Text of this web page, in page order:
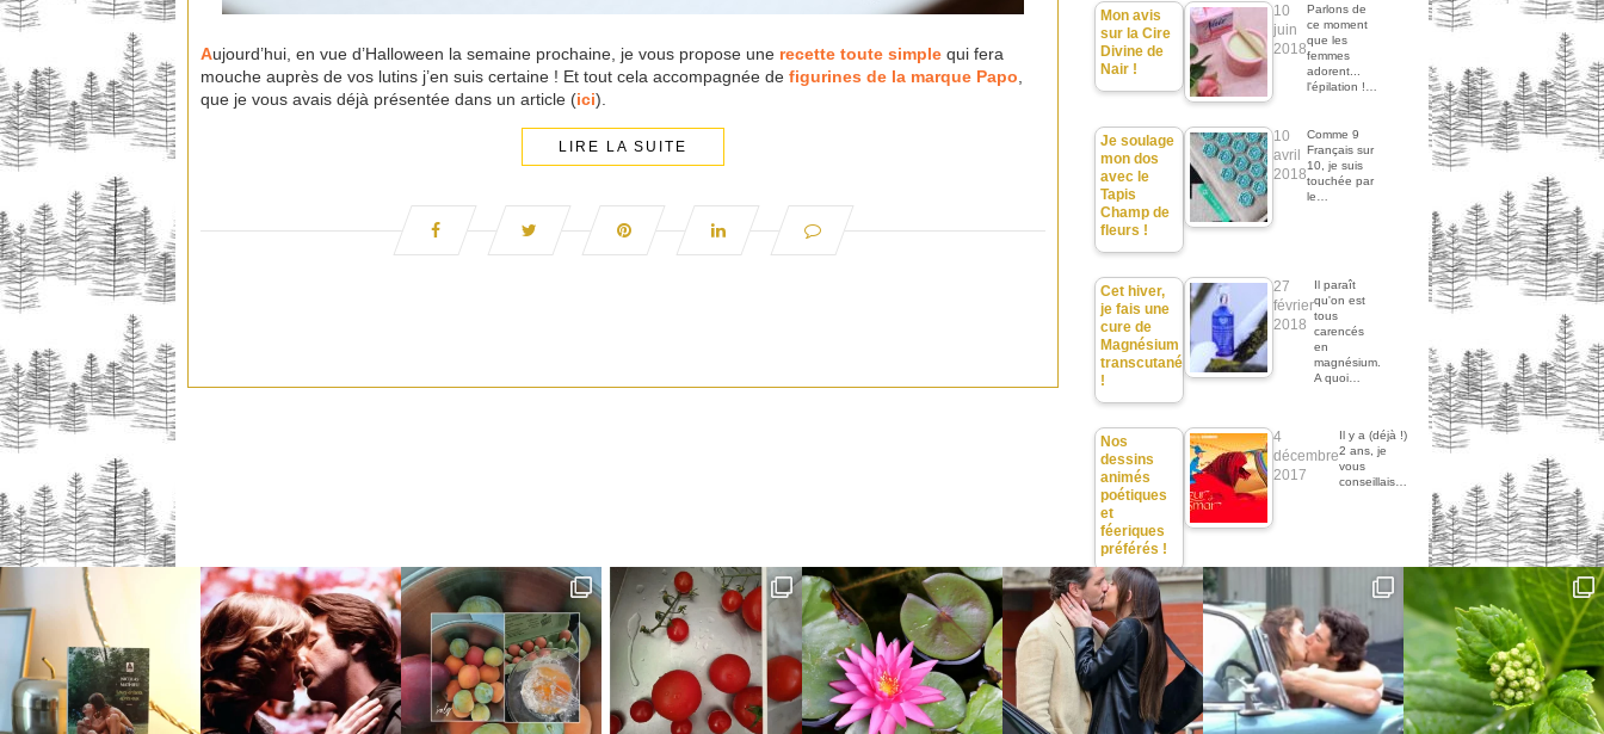
Aujourd’hui, en vue d’Halloween la semaine prochaine, je vous propose une recette toute simple qui fera
mouche auprès de vos lutins j’en suis certaine ! Et tout cela accompagnée de figurines de la marque Papo
que je vous avais déjà présentée dans un article (ici).
LIRE LA SUITE
Mon avis
sur la Cire
Divine de
Nair !
10
juin
2018
Parlons de
ce moment
que les
femmes
adorent...
l'épilation !…
Je soulage
mon dos
avec le
Tapis
Champ de
fleurs !
10
avril
2018
Comme 9
Français sur
10, je suis
touchée par
le…
Cet hiver,
je fais une
cure de
Magnésium
transcutané
!
27
février
2018
Il paraît
qu'on est
tous
carencés
en
magnésium.
A quoi…
Nos
dessins
animés
poétiques
et
féeriques
préférés !
4
décembre
2017
Il y a (déjà !)
2 ans, je
vous
conseillais…